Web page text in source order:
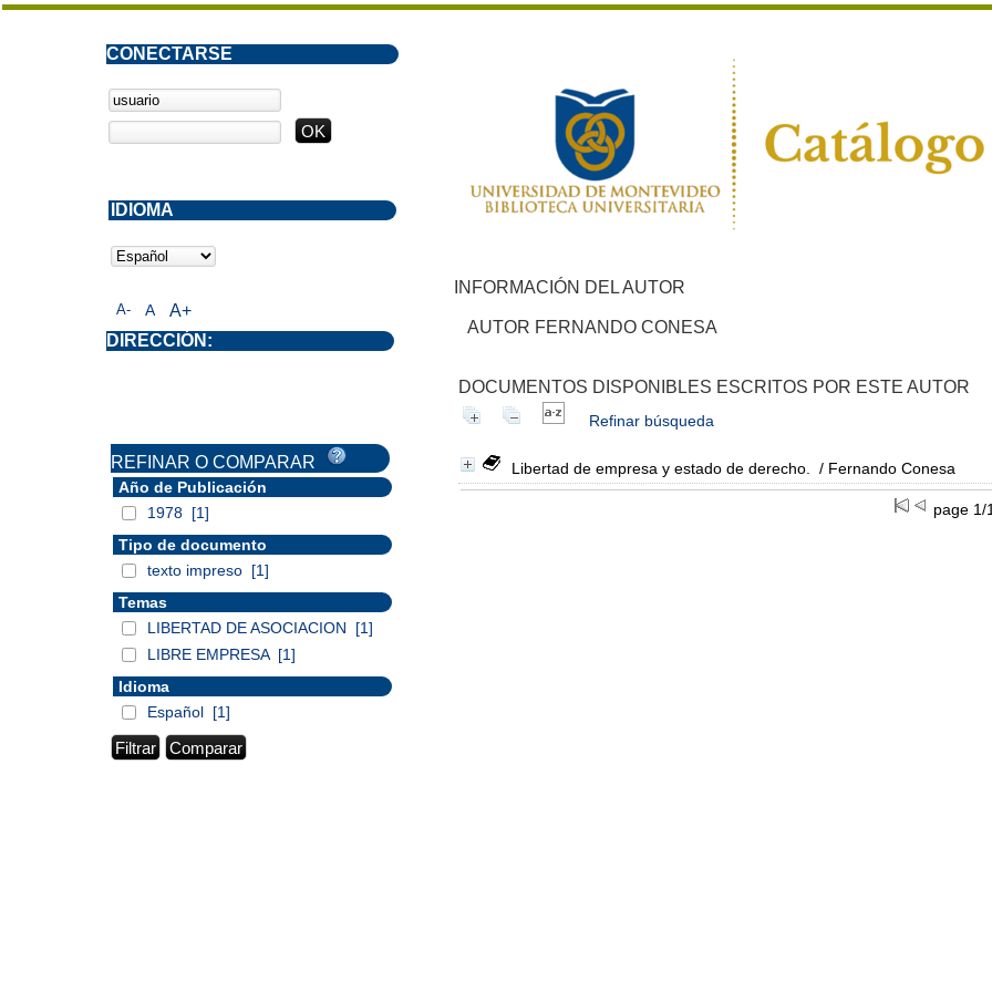
INFORMACIÓN DEL AUTOR
AUTOR FERNANDO CONESA
DOCUMENTOS DISPONIBLES ESCRITOS POR ESTE AUTOR
Refinar búsqueda
Libertad de empresa y estado de derecho. / Fernando Conesa
page
A- A A+
CONECTARSE
DIRECCIÓN:
IDIOMA
REFINAR O COMPARAR
Año de Publicación
1978 [1]
Tipo de documento
texto impreso [1]
Temas
LIBERTAD DE ASOCIACION
[1]
LIBRE EMPRESA [1]
Idioma
Español [1]